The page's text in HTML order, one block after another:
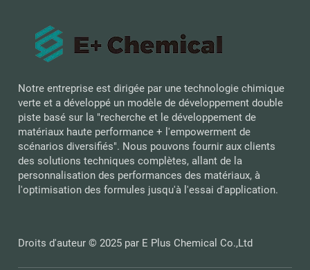
Notre entreprise est dirigée par une technologie chimique
verte et a développé un modèle de développement double
piste basé sur la "recherche et le développement de
matériaux haute performance + l'empowerment de
scénarios diversifiés". Nous pouvons fournir aux clients
des solutions techniques complètes, allant de la
personnalisation des performances des matériaux, à
l'optimisation des formules jusqu'à l'essai d'application.
Droits d'auteur © 2025 par E Plus Chemical Co.,Ltd